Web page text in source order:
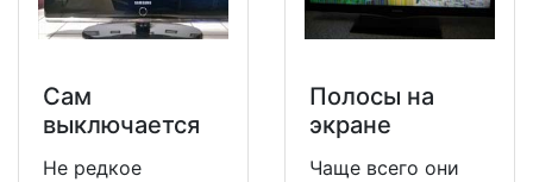
Сам
выключается
Не редкое
Полосы на
экране
Чаще всего они